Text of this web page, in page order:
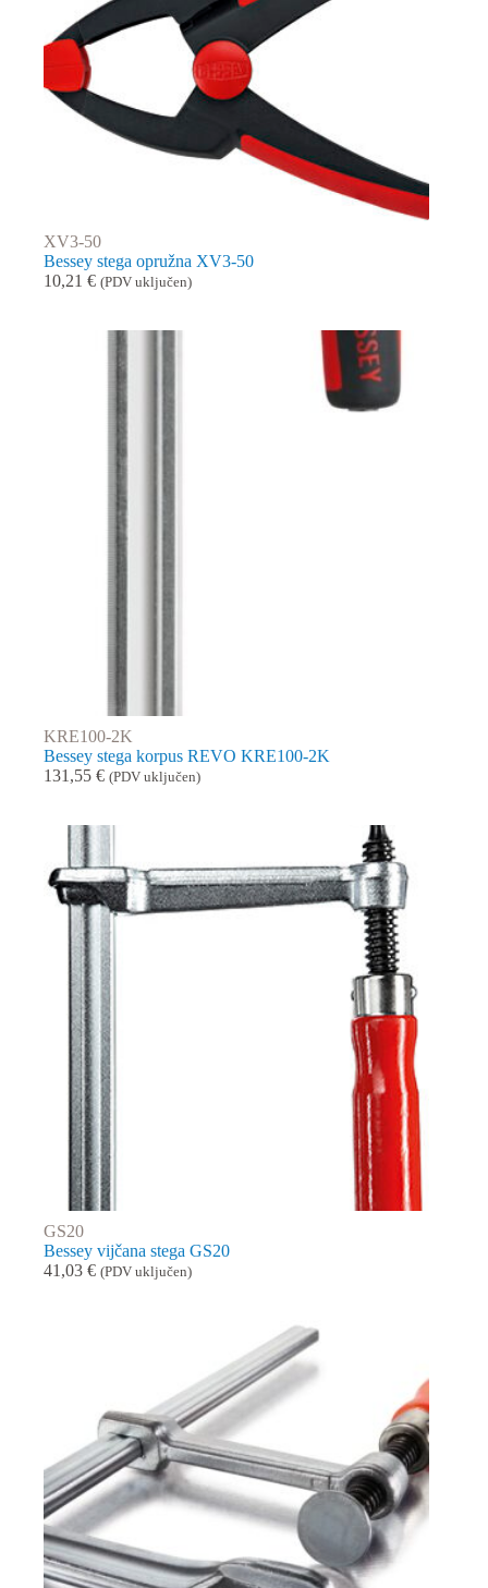
XV3-50
Bessey stega opružna XV3-50
10,21 € (PDV uključen)
KRE100-2K
Bessey stega korpus REVO KRE100-2K
131,55 € (PDV uključen)
GS20
Bessey vijčana stega GS20
41,03 € (PDV uključen)